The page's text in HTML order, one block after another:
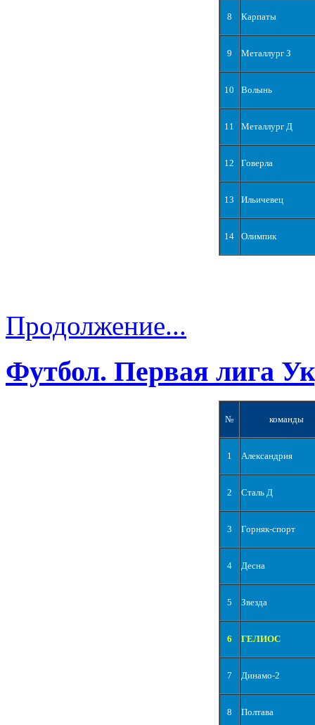
8 Карпаты
9 Металлург З
10 Волынь
11 Металлург Д
12 Говерла
13 Ильичевец
14 Олимпик
Продолжение...
Футбол. Первая лига
№ команды
1 Александрия
2 Сталь Д
3 Горняк-спорт
4 Десна
5 Звезда
6 ГЕЛИОС
7 Динамо-2
8 Полтава